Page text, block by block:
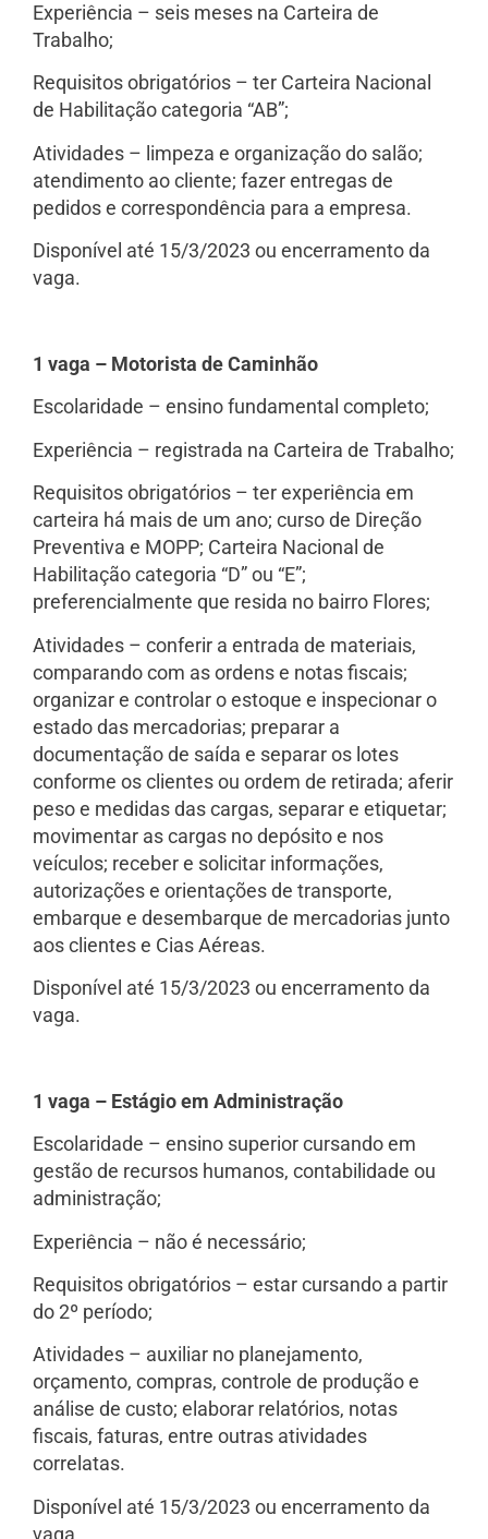
Experiência – seis meses na Carteira de
Trabalho;
Requisitos obrigatórios – ter Carteira Nacional
de Habilitação categoria “AB”;
Atividades – limpeza e organização do salão;
atendimento ao cliente; fazer entregas de
pedidos e correspondência para a empresa.
Disponível até 15/3/2023 ou encerramento da
vaga.
1 vaga – Motorista de Caminhão
Escolaridade – ensino fundamental completo;
Experiência – registrada na Carteira de Trabalho;
Requisitos obrigatórios – ter experiência em
carteira há mais de um ano; curso de Direção
Preventiva e MOPP; Carteira Nacional de
Habilitação categoria “D” ou “E”;
preferencialmente que resida no bairro Flores;
Atividades – conferir a entrada de materiais,
comparando com as ordens e notas fiscais;
organizar e controlar o estoque e inspecionar o
estado das mercadorias; preparar a
documentação de saída e separar os lotes
conforme os clientes ou ordem de retirada; aferir
peso e medidas das cargas, separar e etiquetar;
movimentar as cargas no depósito e nos
veículos; receber e solicitar informações,
autorizações e orientações de transporte,
embarque e desembarque de mercadorias junto
aos clientes e Cias Aéreas.
Disponível até 15/3/2023 ou encerramento da
vaga.
1 vaga – Estágio em Administração
Escolaridade – ensino superior cursando em
gestão de recursos humanos, contabilidade ou
administração;
Experiência – não é necessário;
Requisitos obrigatórios – estar cursando a partir
do 2º período;
Atividades – auxiliar no planejamento,
orçamento, compras, controle de produção e
análise de custo; elaborar relatórios, notas
fiscais, faturas, entre outras atividades
correlatas.
Disponível até 15/3/2023 ou encerramento da
vaga.